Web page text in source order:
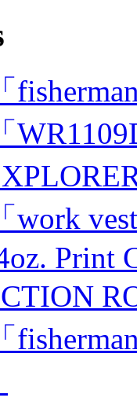
work
Print